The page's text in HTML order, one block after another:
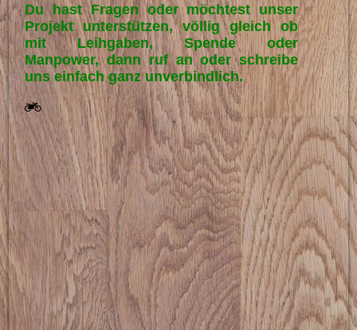
Du hast Fragen oder möchtest unser
Projekt unterstützen,völlig gleich ob
mit Leihgaben, Spende oder
Manpower,dann ruf an oder schreibe
uns einfach ganz unverbindlich.